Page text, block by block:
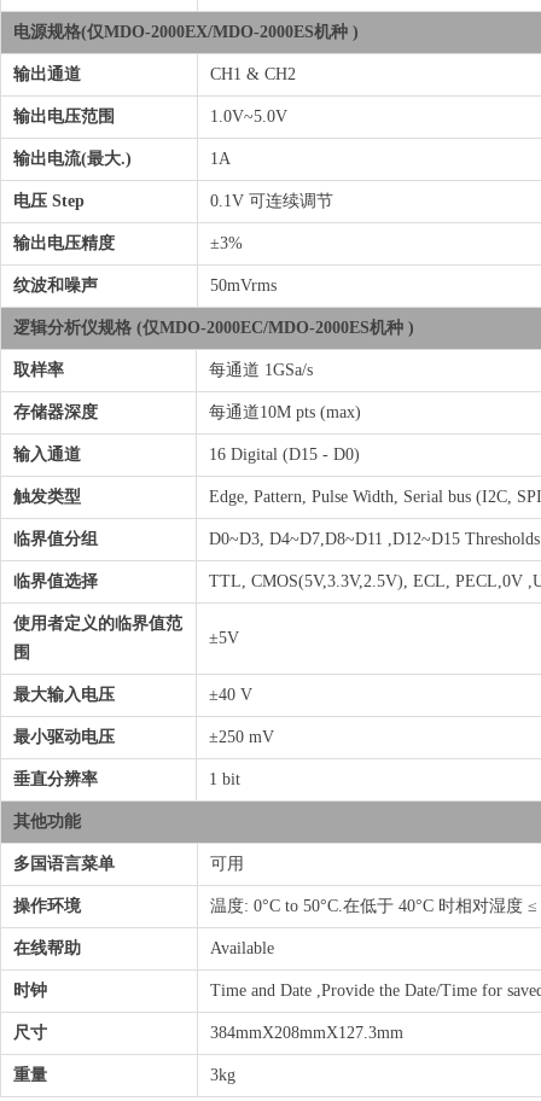
电源规格(仅MDO-2000EX/MDO-2000ES机种 )
输出通道 CH1 & CH2
输出电压范围 1.0V~5.0V
输出电流(最大.) 1A
电压 Step 0.1V 可连续调节
输出电压精度 ±3%
纹波和噪声 50mVrms
逻辑分析仪规格 (仅MDO-2000EC/MDO-2000ES机种 )
取样率 每通道 1GSa/s
存储器深度 每通道10M pts (max)
输入通道 16 Digital (D15 - D0)
触发类型 Edge, Pattern, Pulse Width, Serial bus (I2C,
临界值分组 D0~D3, D4~D7,D8~D11 ,D12~D15 Thresholds
临界值选择 TTL, CMOS(5V,3.3V,2.5V), ECL, PECL,0V
使用者定义的临界值范
围
±5V
最大输入电压 ±40 V
最小驱动电压 ±250 mV
垂直分辨率 1 bit
其他功能
多国语言菜单 可用
操作环境 温度: 0°C to 50°C.在低于 40°C 时相对湿度
在线帮助 Available
时钟 Time and Date ,Provide the Date/Time for
尺寸 384mmX208mmX127.3mm
重量 3kg